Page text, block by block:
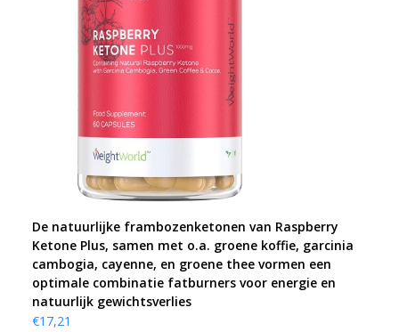
De natuurlijke frambozenketonen van Raspberry
Ketone Plus, samen met o.a. groene koffie, garcinia
cambogia, cayenne, en groene thee vormen een
optimale combinatie fatburners voor energie en
natuurlijk gewichtsverlies
€17,21